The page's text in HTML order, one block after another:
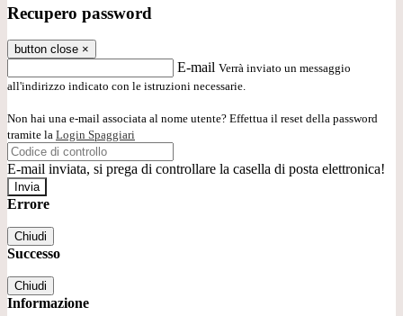
Recupero password
button close ×
E-mail Verrà inviato un messaggio
all'indirizzo indicato con le istruzioni necessarie.
Non hai una e-mail associata al nome utente? Effettua il reset della password
tramite la Login Spaggiari
E-mail inviata, si prega di controllare la casella di posta elettronica!
Errore
Chiudi
Successo
Chiudi
Informazione